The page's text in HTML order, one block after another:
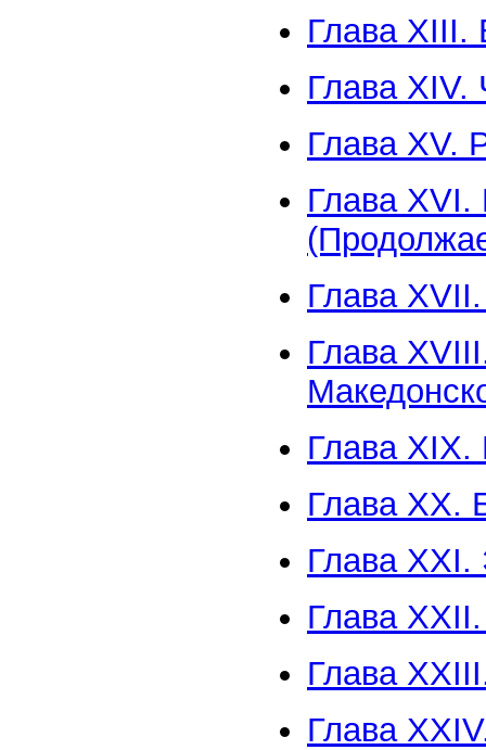
Глава XIII.
Глава XIV.
Глава XV.
Глава XVI.
Глава
Глава
Глава XIX.
Глава XX.
Глава XXI.
Глава
Глава
Глава